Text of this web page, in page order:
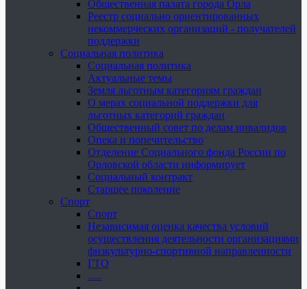
Общественная палата города Орла
Реестр социально ориентированных
некоммерческих организаций - получателей
поддержки
Социальная политика
Социальная политика
Актуальные темы
Земля льготным категориям граждан
О мерах социальной поддержки для
льготных категорий граждан
Общественный совет по делам инвалидов
Опека и попечительство
Отделение Социального фонда России по
Орловской области информирует
Социальный контракт
Старшее поколение
Спорт
Спорт
Независимая оценка качества условий
осуществления деятельности организациями
физкультурно-спортивной направленности
ГТО
.....